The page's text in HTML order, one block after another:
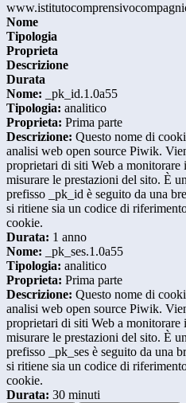
Nome
Tipologia
Proprieta
Descrizione
Durata
Nome: _pk_id.1.0a55
Tipologia: analitico
Proprieta: Prima parte
Descrizione: Questo nome di
analisi web open source Piwik.
proprietari di siti Web a
misurare le prestazioni del sito. È
prefisso _pk_id è seguito da una
si ritiene sia un codice di
cookie.
Durata: 1 anno
Nome: _pk_ses.1.0a55
Tipologia: analitico
Proprieta: Prima parte
Descrizione: Questo nome di
analisi web open source Piwik.
proprietari di siti Web a
misurare le prestazioni del sito. È
prefisso _pk_ses è seguito da una
si ritiene sia un codice di
cookie.
Durata: 30 minuti